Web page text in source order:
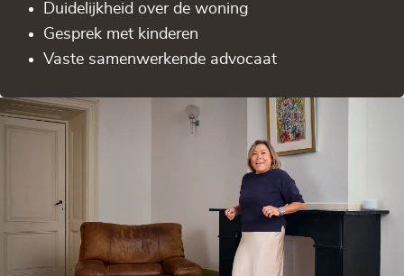
Duidelijkheid over de woning
Gesprek met kinderen
Vaste samenwerkende advocaat